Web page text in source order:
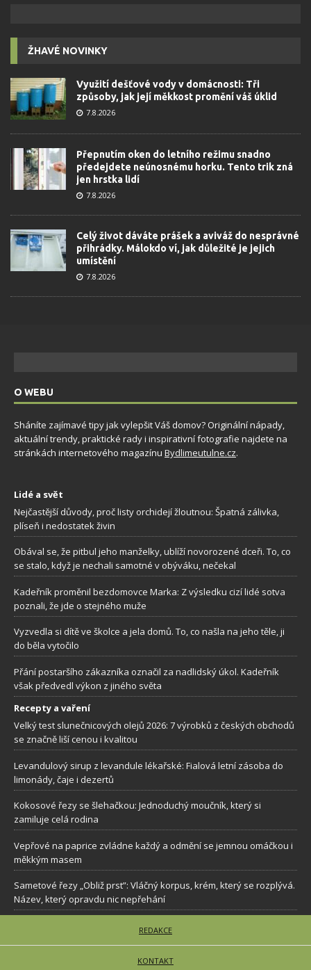
ŽHAVÉ NOVINKY
Využití dešťové vody v domácnosti: Tři
způsoby, jak její měkkost promění váš úklid
7.8.2026
Přepnutím oken do letního režimu snadno
předejdete neúnosnému horku. Tento trik zná
jen hrstka lidí
7.8.2026
Celý život dáváte prášek a aviváž do nesprávné
přihrádky. Málokdo ví, jak důležité je jejich
umístění
7.8.2026
O WEBU
Sháníte zajímavé tipy jak vylepšit Váš domov? Originální nápady,
aktuální trendy, praktické rady i inspirativní fotografie najdete na
stránkách internetového magazínu Bydlimeutulne.cz.
Lidé a svět
Nejčastější důvody, proč listy orchidejí žloutnou: Špatná zálivka,
plíseň i nedostatek živin
Obával se, že pitbul jeho manželky, ublíží novorozené dceři. To, co
se stalo, když je nechali samotné v obýváku, nečekal
Kadeřník proměnil bezdomovce Marka: Z výsledku cizí lidé sotva
poznali, že jde o stejného muže
Vyzvedla si dítě ve školce a jela domů. To, co našla na jeho těle, ji
do běla vytočilo
Přání postaršího zákazníka označil za nadlidský úkol. Kadeřník
však předvedl výkon z jiného světa
Recepty a vaření
Velký test slunečnicových olejů 2026: 7 výrobků z českých obchodů
se značně liší cenou i kvalitou
Levandulový sirup z levandule lékařské: Fialová letní zásoba do
limonády, čaje i dezertů
Kokosové řezy se šlehačkou: Jednoduchý moučník, který si
zamiluje celá rodina
Vepřové na paprice zvládne každý a odmění se jemnou omáčkou i
měkkým masem
Sametové řezy „Obliž prst”: Vláčný korpus, krém, který se rozplývá.
Název, který opravdu nic nepřehání
REDAKCE
KONTAKT